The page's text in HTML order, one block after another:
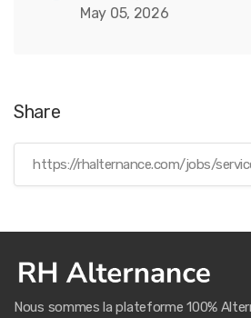
May 05, 2026
Share
Nous sommes la plateforme 100%